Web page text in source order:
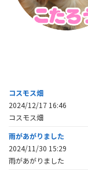
コスモス畑
2024/12/17 16:46
コスモス畑
雨があがりました
2024/11/30 15:29
雨があがりました